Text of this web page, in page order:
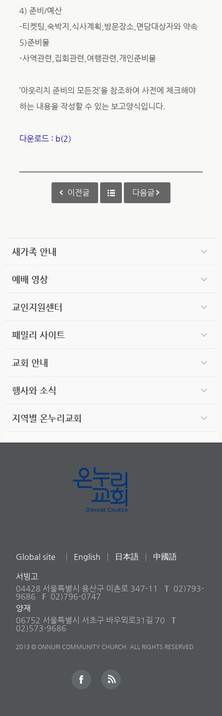
4) 준비/예산
-티켓팅,숙박지,식사계획,방문장소,면담대상자와 약속
5)준비물
-사역관련,집회관련,여행관련,개인준비물
’아웃리치 준비의 모든것’을 참조하여 사전에 체크해야
하는 내용을 작성할 수 있는 보고양식입니다.
다운로드 : b(2)
이전글 다음글
새가족 안내
예배 영상
교인지원센터
패밀리 사이트
교회 안내
행사와 소식
지역별 온누리교회
Global site English 日本語 中國語
서빙고
04428 서울특별시 용산구 이촌로 347-11
T 02)793-
9686
F 02)796-0747
양재
06752 서울특별시 서초구 바우뫼로31길 70
T
02)573-9686
2013 © ONNURI COMMUNITY CHURCH. ALL RIGHTS RESERVED